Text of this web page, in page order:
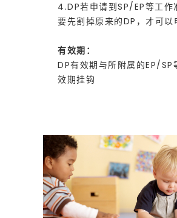
(
S
P
)
4.DP若申请到SP/EP等工作
要先割掉原来的DP，才可以
有效期：
DP有效期与所附属的EP/SP
效期挂钩